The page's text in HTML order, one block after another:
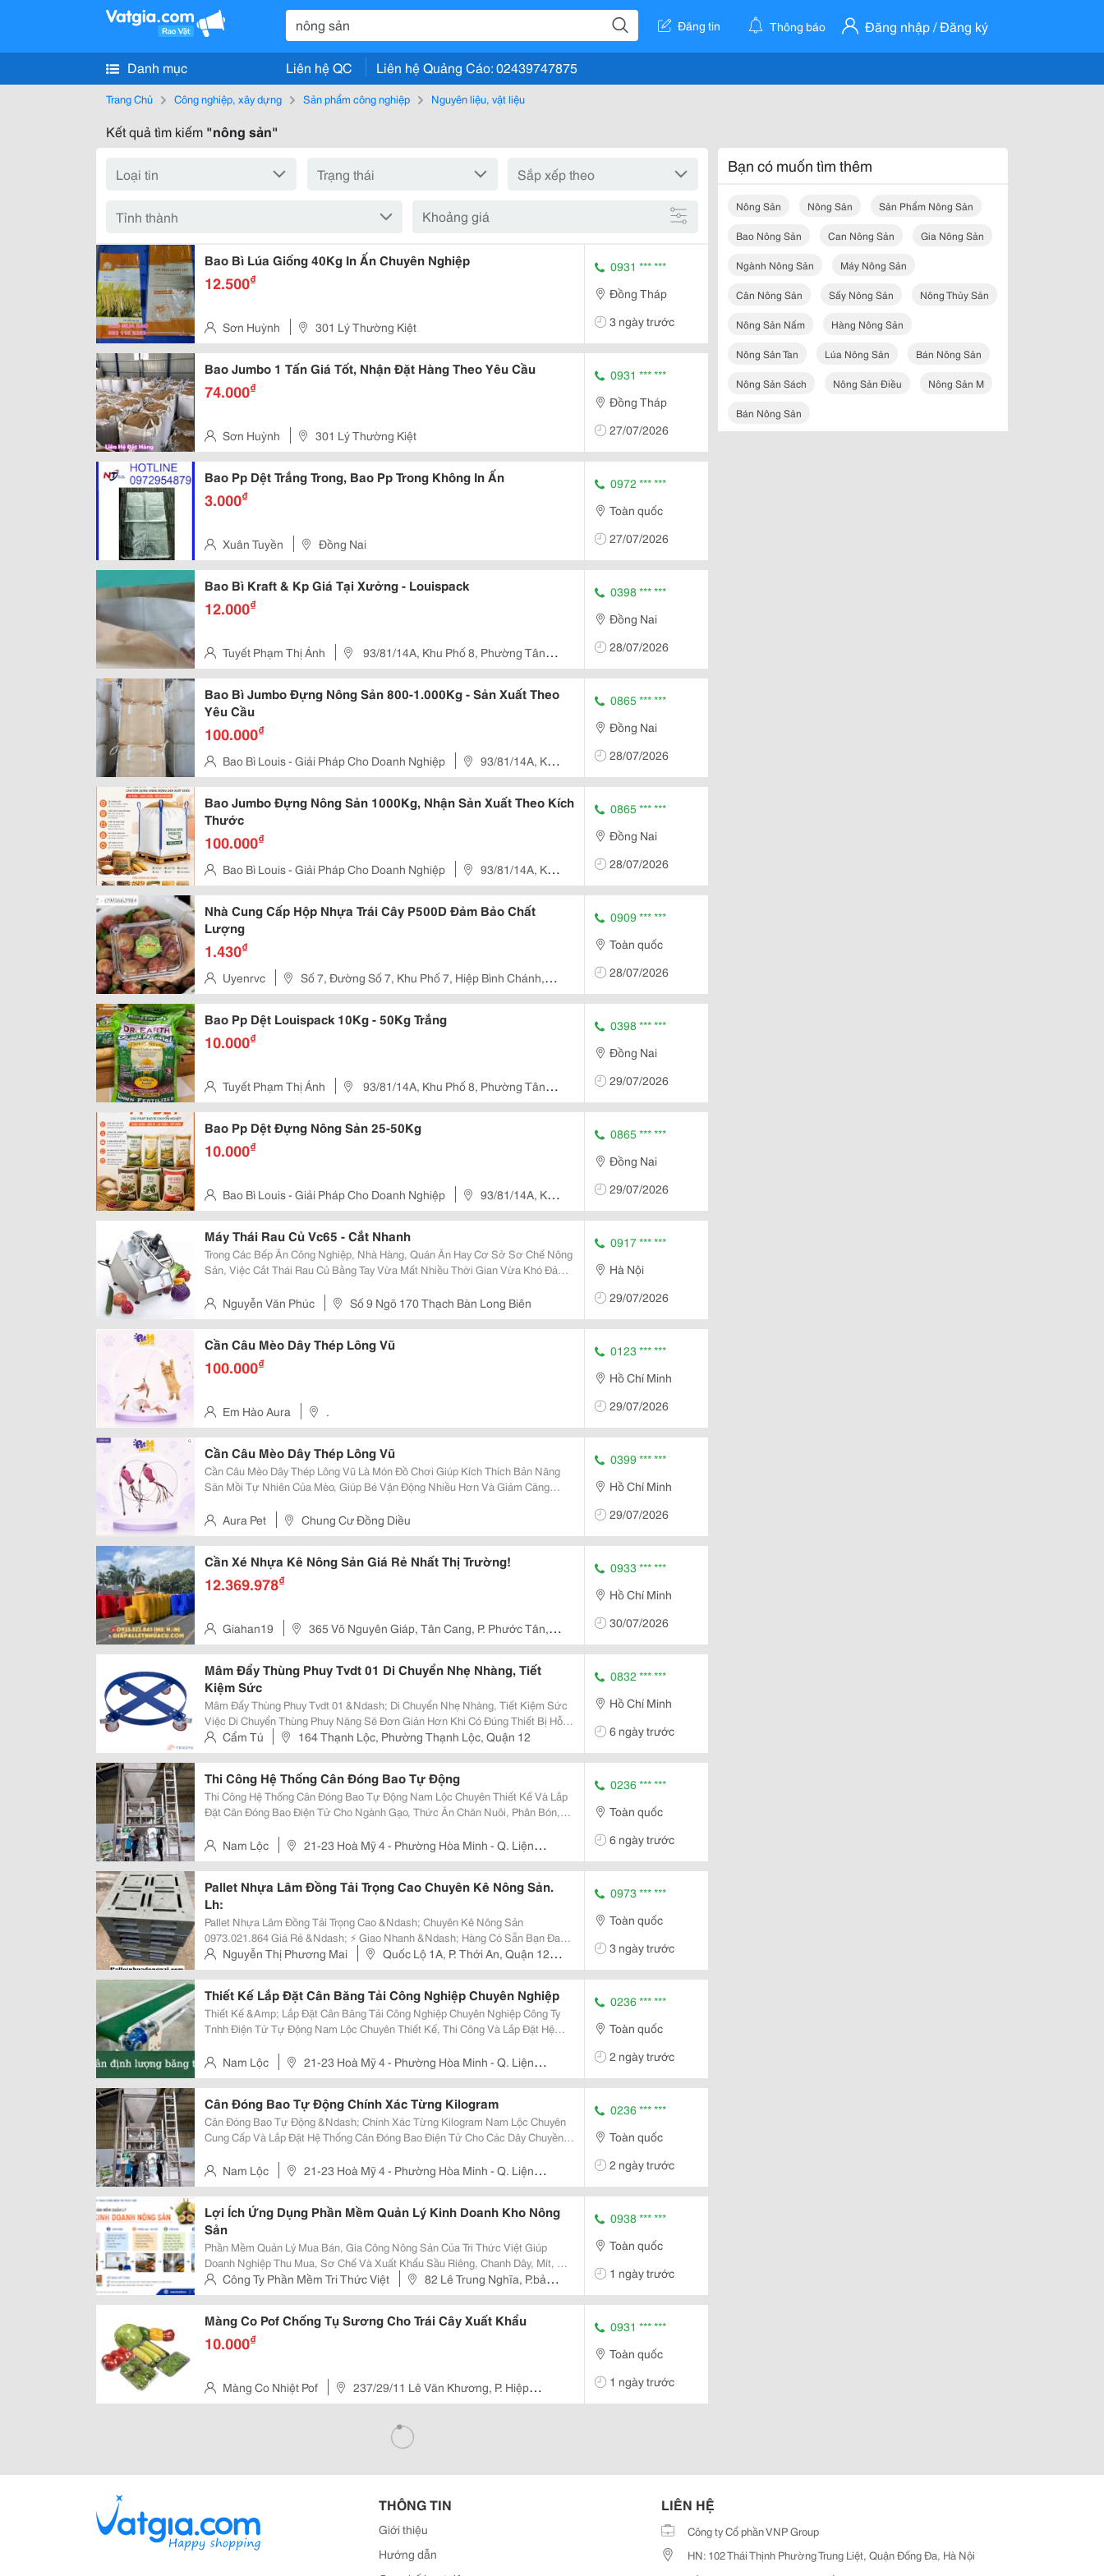
Đăng tin Thông báo Đăng nhập / Đăng ký
Danh mục Liên hệ QC Liên hệ Quảng Cáo: 02439747875
Trang Chủ Công nghiệp, xây dựng Sản phẩm công nghiệp Nguyên liệu, vật liệu
Kết quả tìm kiếm "nông sản"
Khoảng giá
Bao Bì Lúa Giống 40Kg In Ấn Chuyên Nghiệp
12.500₫
Sơn Huỳnh 301 Lý Thường Kiệt
0931 *** ***
Đồng Tháp
3 ngày trước
Bao Jumbo 1 Tấn Giá Tốt, Nhận Đặt Hàng Theo Yêu Cầu
74.000₫
Sơn Huỳnh 301 Lý Thường Kiệt
0931 *** ***
Đồng Tháp
27/07/2026
Bao Pp Dệt Trắng Trong, Bao Pp Trong Không In Ấn
3.000₫
Xuân Tuyền Đồng Nai
0972 *** ***
Toàn quốc
27/07/2026
Bao Bì Kraft & Kp Giá Tại Xưởng - Louispack
12.000₫
Tuyết Phạm Thị Ánh
93/81/14A, Khu Phố 8, Phường Tân
Triều, Đồng Nai
0398 *** ***
Đồng Nai
28/07/2026
Bao Bì Jumbo Đựng Nông Sản 800-1.000Kg - Sản Xuất Theo
Yêu Cầu
100.000₫
Bao Bì Louis - Giải Pháp Cho Doanh Nghiệp
93/81/14A, Khu
Phố 8, Phường Tân Triều, Tp Đồng Nai, Việt Nam
0865 *** ***
Đồng Nai
28/07/2026
Bao Jumbo Đựng Nông Sản 1000Kg, Nhận Sản Xuất Theo Kích
Thước
100.000₫
Bao Bì Louis - Giải Pháp Cho Doanh Nghiệp
93/81/14A, Khu
Phố 8, Phường Tân Triều, Tp Đồng Nai, Việt Nam
0865 *** ***
Đồng Nai
28/07/2026
Nhà Cung Cấp Hộp Nhựa Trái Cây P500D Đảm Bảo Chất
Lượng
1.430₫
Uyenrvc
Số 7, Đường Số 7, Khu Phố 7, Hiệp Bình Chánh,
Quận Thủ Đức, Tp.hcm
0909 *** ***
Toàn quốc
28/07/2026
Bao Pp Dệt Louispack 10Kg - 50Kg Trắng
10.000₫
Tuyết Phạm Thị Ánh
93/81/14A, Khu Phố 8, Phường Tân
Triều, Đồng Nai
0398 *** ***
Đồng Nai
29/07/2026
Bao Pp Dệt Đựng Nông Sản 25-50Kg
10.000₫
Bao Bì Louis - Giải Pháp Cho Doanh Nghiệp
93/81/14A, Khu
Phố 8, Phường Tân Triều, Tp Đồng Nai, Việt Nam
0865 *** ***
Đồng Nai
29/07/2026
Máy Thái Rau Củ Vc65 - Cắt Nhanh
Trong Các Bếp Ăn Công Nghiệp, Nhà Hàng, Quán Ăn Hay Cơ Sở Sơ Chế Nông
Sản, Việc Cắt Thái Rau Củ Bằng Tay Vừa Mất Nhiều Thời Gian Vừa Khó Đảm
Này, Giúp Cắt Lát, Thái Sợi Hoặc Băm Nhỏ...
Nguyễn Văn Phúc Số 9 Ngõ 170 Thạch Bàn Long Biên
0917 *** ***
Hà Nội
29/07/2026
Cần Câu Mèo Dây Thép Lông Vũ
100.000₫
Em Hào Aura .
0123 *** ***
Hồ Chí Minh
29/07/2026
Cần Câu Mèo Dây Thép Lông Vũ
Cần Câu Mèo Dây Thép Lông Vũ Là Món Đồ Chơi Giúp Kích Thích Bản Năng
Săn Mồi Tự Nhiên Của Mèo, Giúp Bé Vận Động Nhiều Hơn Và Giảm Căng
Cùng Chuông Nhỏ Vui Tai, Tạo Sự Thích Thú Khi...
Aura Pet Chung Cư Đồng Diều
0399 *** ***
Hồ Chí Minh
29/07/2026
Cần Xé Nhựa Kê Nông Sản Giá Rẻ Nhất Thị Trường!
12.369.978₫
Giahan19
365 Võ Nguyên Giáp, Tân Cang, P. Phước Tân,
Tp. Biên Hòa, Đồng Nai
0933 *** ***
Hồ Chí Minh
30/07/2026
Mâm Đẩy Thùng Phuy Tvdt 01 Di Chuyển Nhẹ Nhàng, Tiết
Kiệm Sức
Mâm Đẩy Thùng Phuy Tvdt 01 &Ndash; Di Chuyển Nhẹ Nhàng, Tiết Kiệm Sức
Việc Di Chuyển Thùng Phuy Nặng Sẽ Đơn Giản Hơn Khi Có Đúng Thiết Bị Hỗ
Trợ. Mâm Đẩy Thùng Phuy Tvdt 01 Là Giải Pháp Giúp Vận Chuyển Thùng Phuy
An Toàn, Nhanh Chóng Và Hiệu Quả...
Cẩm Tú 164 Thạnh Lộc, Phường Thạnh Lộc, Quận 12
0832 *** ***
Hồ Chí Minh
6 ngày trước
Thi Công Hệ Thống Cân Đóng Bao Tự Động
Thi Công Hệ Thống Cân Đóng Bao Tự Động Nam Lộc Chuyên Thiết Kế Và Lắp
Đặt Cân Đóng Bao Điện Tử Cho Ngành Gạo, Thức Ăn Chăn Nuôi, Phân Bón,
Bao Nhanh. ✔️ Giảm Hao Hụt Nguyên...
Nam Lộc
21-23 Hoà Mỹ 4 - Phường Hòa Minh - Q. Liện
Chiểu - Thành Phố Đà Nẵng.
0236 *** ***
Toàn quốc
6 ngày trước
Pallet Nhựa Lâm Đồng Tải Trọng Cao Chuyên Kê Nông Sản.
Lh:
Pallet Nhựa Lâm Đồng Tải Trọng Cao &Ndash; Chuyên Kê Nông Sản
0973.021.864 Giá Rẻ &Ndash; ⚡ Giao Nhanh &Ndash; Hàng Có Sẵn Bạn Đang
Cần Pallet Nhựa Tải Trọng Cao Tại Lâm Đồng Để Kê Cà Phê ☕ , Sầu Riêng ,
Rau Củ , Hoa , Trái Cây Hay Các Loại Nông...
Nguyễn Thị Phương Mai
Quốc Lộ 1A, P. Thới An, Quận 12,
Tp. Hồ Chí Minh
0973 *** ***
Toàn quốc
3 ngày trước
Thiết Kế Lắp Đặt Cân Băng Tải Công Nghiệp Chuyên Nghiệp
Thiết Kế &Amp; Lắp Đặt Cân Băng Tải Công Nghiệp Chuyên Nghiệp Công Ty
Tnhh Điện Tử Tự Động Nam Lộc Chuyên Thiết Kế, Thi Công Và Lắp Đặt Hệ
Nông Sản, Thức Ăn Chăn Nuôi Và Vật...
Nam Lộc
21-23 Hoà Mỹ 4 - Phường Hòa Minh - Q. Liện
Chiểu - Thành Phố Đà Nẵng.
0236 *** ***
Toàn quốc
2 ngày trước
Cân Đóng Bao Tự Động Chính Xác Từng Kilogram
Cân Đóng Bao Tự Động &Ndash; Chính Xác Từng Kilogram Nam Lộc Chuyên
Cung Cấp Và Lắp Đặt Hệ Thống Cân Đóng Bao Điện Tử Cho Các Dây Chuyền
Bón. Xi Măng, Bột Đá. Hóa...
Nam Lộc
21-23 Hoà Mỹ 4 - Phường Hòa Minh - Q. Liện
Chiểu - Thành Phố Đà Nẵng.
0236 *** ***
Toàn quốc
2 ngày trước
Lợi Ích Ứng Dụng Phần Mềm Quản Lý Kinh Doanh Kho Nông
Sản
Phần Mềm Quản Lý Mua Bán, Gia Công Nông Sản Của Tri Thức Việt Giúp
Doanh Nghiệp Thu Mua, Sơ Chế Và Xuất Khẩu Sầu Riêng, Chanh Dây, Mít, Hạt
Điều Cùng Nhiều Loại Nông Sản Khác. - Hỗ Trợ Quản Lý Thu Mua Tại Vườn
Hoặc Đại Lý, Theo Dõi Công Nợ Nhà Cung...
Công Ty Phần Mềm Tri Thức Việt
82 Lê Trung Nghĩa, P.bảy
Hiền, Hcm
0938 *** ***
Toàn quốc
1 ngày trước
Màng Co Pof Chống Tụ Sương Cho Trái Cây Xuất Khẩu
10.000₫
Màng Co Nhiệt Pof
237/29/11 Lê Văn Khương, P. Hiệp
Thành, Quận 12
0931 *** ***
Toàn quốc
1 ngày trước
Bạn có muốn tìm thêm
Nông Sản Nông Sản Sản Phẩm Nông Sản
Bao Nông Sản Can Nông Sản Gia Nông Sản
Ngành Nông Sản Máy Nông Sản
Cân Nông Sản Sấy Nông Sản Nông Thủy Sản
Nông Sản Nấm Hàng Nông Sản
Nông Sản Tan Lúa Nông Sản Bán Nông Sản
Nông Sản Sách Nông Sản Điều Nông Sản M
Bán Nông Sản
THÔNG TIN
Giới thiệu
Hướng dẫn
LIÊN HỆ
Công ty Cổ phần VNP Group
HN: 102 Thái Thịnh Phường Trung Liệt, Quận Đống Đa, Hà Nội